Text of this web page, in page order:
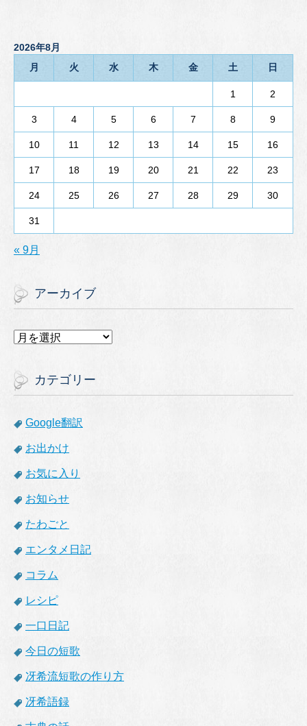
2026年8月
月
火 水 木 金 土 日
1 2
3 4 5 6 7 8 9
10 11 12 13 14 15 16
17 18 19 20 21 22 23
24 25 26 27 28 29 30
31
« 9月
アーカイブ
ア
イ
ブ
カテゴリー
Google翻訳
お出かけ
お気に入り
お知らせ
たわごと
エンタメ日記
コラム
レシピ
一口日記
今日の短歌
冴希流短歌の作り方
冴希語録